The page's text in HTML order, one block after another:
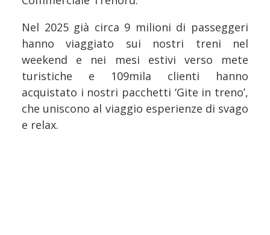
Nel 2025 già circa 9 milioni di passeggeri
hanno viaggiato sui nostri treni nel
weekend e nei mesi estivi verso mete
turistiche e 109mila clienti hanno
acquistato i nostri pacchetti ‘Gite in treno’,
che uniscono al viaggio esperienze di svago
e relax.